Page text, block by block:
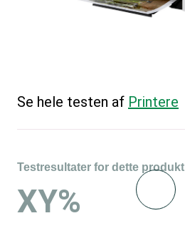
Se hele testen af Printere
Testresultater for dette produkt
XY%